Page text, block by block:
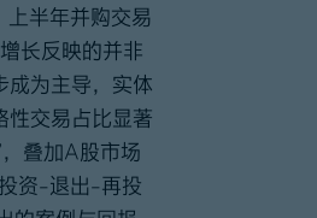
半年并购交易
长反映的并非
成为主导，实体
性交易占比显著
叠加A股市场
资-退出-再投